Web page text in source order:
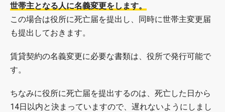
世帯主となる人に名義変更をします。
この場合は役所に死亡届を提出し、同時に世帯主変更届
も提出しておきます。
賃貸契約の名義変更に必要な書類は、役所で発行可能で
す。
ちなみに役所に死亡届を提出するのは、死亡した日から
14日以内と決まっていますので、遅れないようにしまし